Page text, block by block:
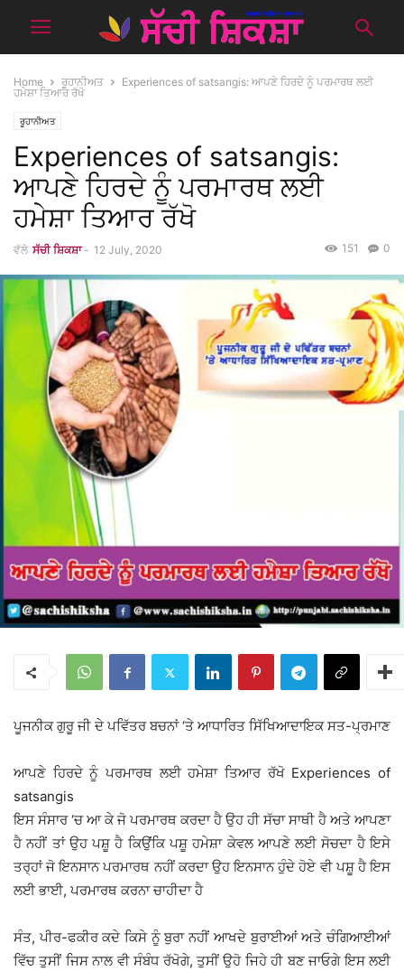
Home ਰੂਹਾਨੀਅਤ
Experiences of satsangis: ਆਪਣੇ ਹਿਰਦੇ ਨੂੰ ਪਰਮਾਰਥ ਲਈ
ਹਮੇਸ਼ਾ ਤਿਆਰ ਰੱਖੋ
ਰੂਹਾਨੀਅਤ
Experiences of satsangis:
ਆਪਣੇ ਹਿਰਦੇ ਨੂੰ ਪਰਮਾਰਥ ਲਈ
ਹਮੇਸ਼ਾ ਤਿਆਰ ਰੱਖੋ
ਵੱਲੋ ਸੱਚੀ ਸ਼ਿਕਸ਼ਾ - 12 July, 2020 0
151
ਪੂਜਨੀਕ ਗੁਰੂ ਜੀ ਦੇ ਪਵਿੱਤਰ ਬਚਨਾਂ ‘ਤੇ ਆਧਾਰਿਤ ਸਿੱਖਿਆਦਾਇਕ ਸਤ-ਪ੍ਰਮਾਣ
ਆਪਣੇ ਹਿਰਦੇ ਨੂੰ ਪਰਮਾਰਥ ਲਈ ਹਮੇਸ਼ਾ ਤਿਆਰ ਰੱਖੋ Experiences of
satsangis
ਇਸ ਸੰਸਾਰ ‘ਚ ਆ ਕੇ ਜੋ ਪਰਮਾਰਥ ਕਰਦਾ ਹੈ ਉਹ ਹੀ ਸੱਚਾ ਸਾਥੀ ਹੈ ਅਤੇ ਆਪਣਾ
ਹੈ ਨਹੀਂ ਤਾਂ ਉਹ ਪਸ਼ੂ ਹੈ ਕਿਉਂਕਿ ਪਸ਼ੂ ਹਮੇਸ਼ਾ ਕੇਵਲ ਆਪਣੇ ਲਈ ਸੋਚਦਾ ਹੈ ਇਸੇ
ਤਰ੍ਹਾਂ ਜੋ ਇਨਸਾਨ ਪਰਮਾਰਥ ਨਹੀਂ ਕਰਦਾ ਉਹ ਇਨਸਾਨ ਹੁੰਦੇ ਹੋਏ ਵੀ ਪਸ਼ੂ ਹੈ ਇਸ
ਲਈ ਭਾਈ, ਪਰਮਾਰਥ ਕਰਨਾ ਚਾਹੀਦਾ ਹੈ
ਸੰਤ, ਪੀਰ-ਫਕੀਰ ਕਦੇ ਕਿਸੇ ਨੂੰ ਬੁਰਾ ਨਹੀਂ ਆਖਦੇ ਬੁਰਾਈਆਂ ਅਤੇ ਚੰਗਿਆਈਆਂ
ਵਿੱਚ ਤੁਸੀਂ ਜਿਸ ਨਾਲ ਵੀ ਸੰਬੰਧ ਰੱਖੋਗੇ, ਤੁਸੀਂ ਉਹੋ ਜਿਹੇ ਹੀ ਬਣ ਜਾਓਗੇ ਇਸ ਲਈ